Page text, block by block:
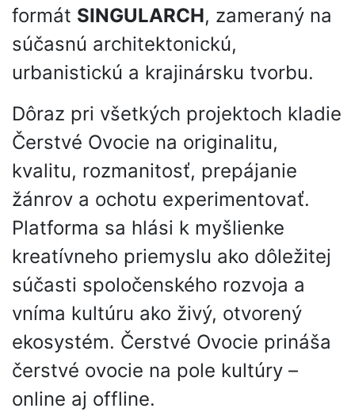
formát SINGULARCH, zameraný na
súčasnú architektonickú,
urbanistickú a krajinársku tvorbu.
Dôraz pri všetkých projektoch kladie
Čerstvé Ovocie na originalitu,
kvalitu, rozmanitosť, prepájanie
žánrov a ochotu experimentovať.
Platforma sa hlási k myšlienke
kreatívneho priemyslu ako dôležitej
súčasti spoločenského rozvoja a
vníma kultúru ako živý, otvorený
ekosystém. Čerstvé Ovocie prináša
čerstvé ovocie na pole kultúry –
online aj offline.